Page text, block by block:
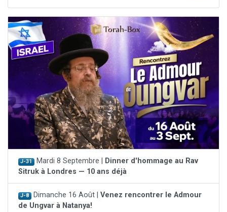
J-31 Mardi 8 Septembre |
Dinner d'hommage au Rav
Sitruk à Londres — 10 ans déjà
J-8 Dimanche 16 Août | Venez rencontrer le Admour
de Ungvar à Natanya!